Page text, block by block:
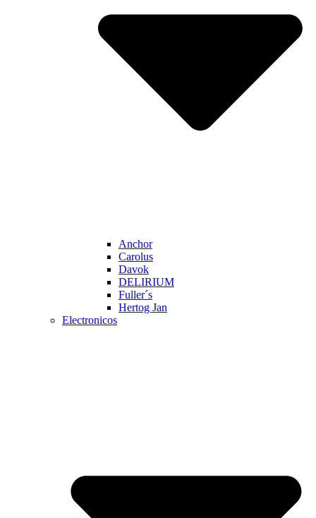
Anchor
Carolus
Davok
DELIRIUM
Fuller´s
Hertog Jan
Electronicos